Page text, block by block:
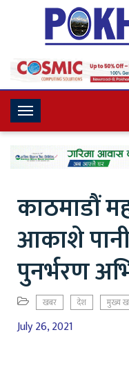
Toggle
Navigation
काठमाडौं
आकाशे
पुनर्भरण
खबर देश मुख्य
July 26, 2021